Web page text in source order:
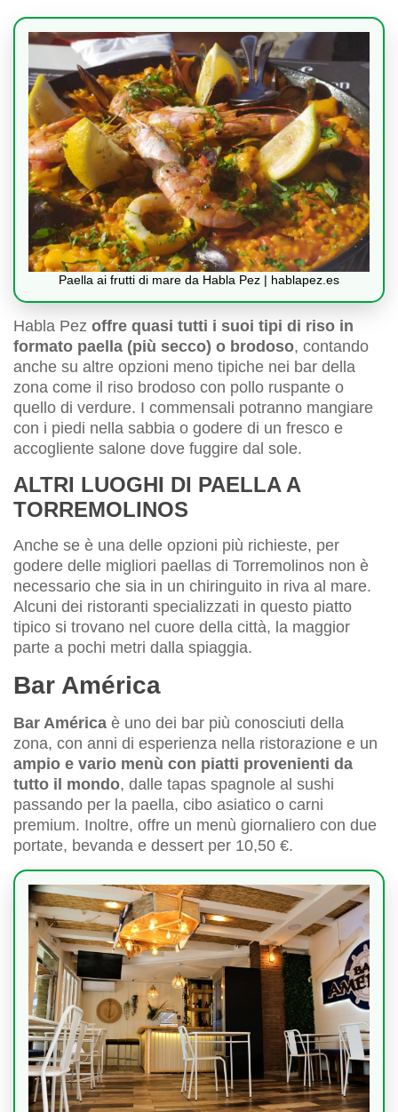
Paella ai frutti di mare da Habla Pez | hablapez.es
Habla Pez offre quasi tutti i suoi tipi di riso in
formato paella (più secco) o brodoso, contando
anche su altre opzioni meno tipiche nei bar della
zona come il riso brodoso con pollo ruspante o
quello di verdure. I commensali potranno mangiare
con i piedi nella sabbia o godere di un fresco e
accogliente salone dove fuggire dal sole.
ALTRI LUOGHI DI PAELLA A
TORREMOLINOS
Anche se è una delle opzioni più richieste, per
godere delle migliori paellas di Torremolinos non è
necessario che sia in un chiringuito in riva al mare.
Alcuni dei ristoranti specializzati in questo piatto
tipico si trovano nel cuore della città, la maggior
parte a pochi metri dalla spiaggia.
Bar América
Bar América è uno dei bar più conosciuti della
zona, con anni di esperienza nella ristorazione e un
ampio e vario menù con piatti provenienti da
tutto il mondo, dalle tapas spagnole al sushi
passando per la paella, cibo asiatico o carni
premium. Inoltre, offre un menù giornaliero con due
portate, bevanda e dessert per 10,50 €.